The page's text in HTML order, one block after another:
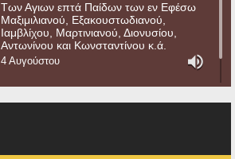
Των Αγιων επτά Παίδων των εν Εφέσω
Μαξιμιλιανού, Εξακουστωδιανού,
Ιαμβλίχου, Μαρτινιανού, Διονυσίου,
Αντωνίνου και Κωνσταντίνου κ.ά.
4 Αυγούστου